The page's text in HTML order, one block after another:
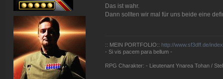
Das ist wahr.
Dann sollten wir mal für uns beide eine
:: MEIN PORTFOLIO:: http://www.sf3dff.de/
- Si vis pacem para bellum -
RPG Charakter: - Lieutenant Ynarea Tohan /